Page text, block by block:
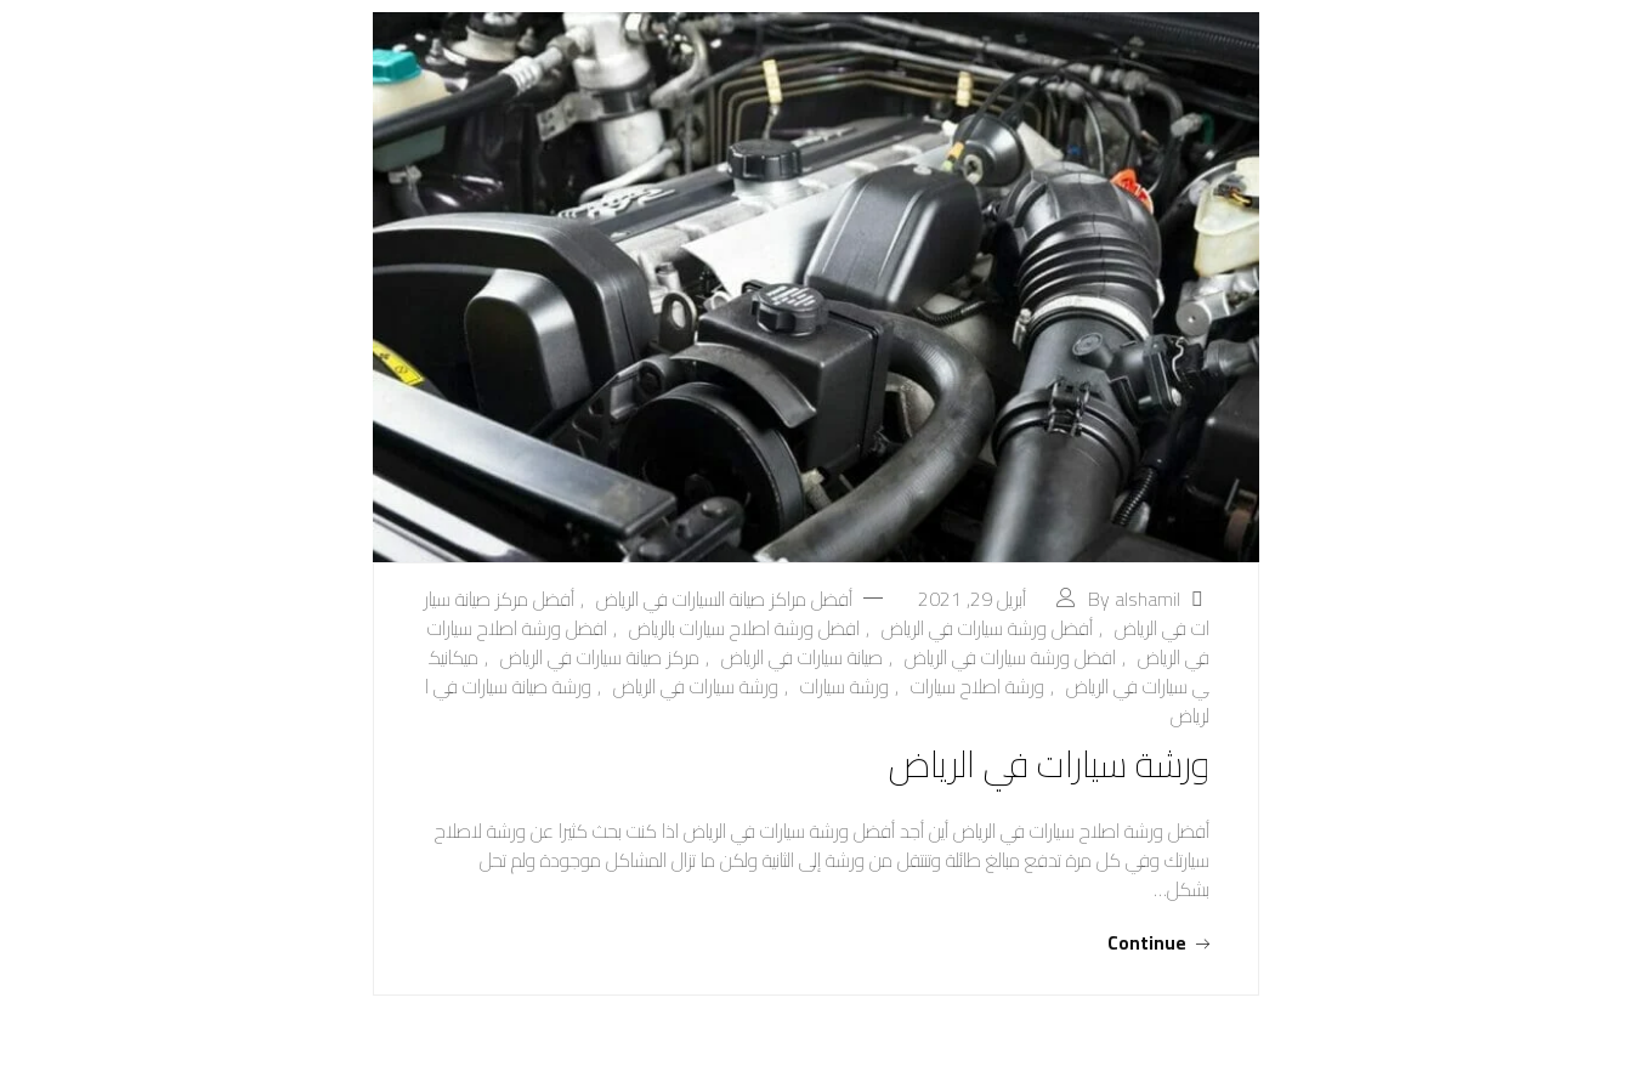
By alshamil أبريل 29, 2021 أفضل مراكز صيانة السيارات في الرياض ,أفضل مركز صيانة سيار
ات في الرياض ,أفضل ورشة سيارات في الرياض , افضل ورشة اصلاح سيارات بالرياض , افضل ورشة اصلاح سيارات
في الرياض , افضل ورشة سيارات في الرياض , صيانة سيارات في الرياض , مركز صيانة سيارات في الرياض , ميكانيك
ي سيارات في الرياض , ورشة اصلاح سيارات , ورشة سيارات , ورشة سيارات في الرياض , ورشة صيانة سيارات في ا
لرياض
ورشة سيارات في الرياض
أفضل ورشة اصلاح سيارات في الرياض أين أجد أفضل ورشة سيارات في الرياض اذا كنت بحث كثيرا عن ورشة لاصلاح
سيارتك وفي كل مرة تدفع مبالغ طائلة وتنتقل من ورشة إلى الثانية ولكن ما تزال المشاكل موجودة ولم تحل
بشكل…
Continue